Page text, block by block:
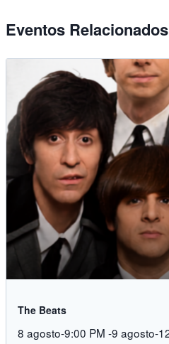
Eventos Relacionados
The Beats
8 agosto-9:00 PM -9 agosto-